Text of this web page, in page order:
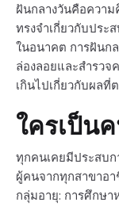
ฝันกลางวันคือควา
ทรงจำเกี่ยวกับปร
ในอนาคต การฝันก
ล่องลอยและสำรวจ
เกินไปเกี่ยวกับผลที่
ใครเป็น
ทุกคนเคยมีประสบ
ผู้คนจากทุกสาขาอ
กลุ่มอายุ: การศึกษา